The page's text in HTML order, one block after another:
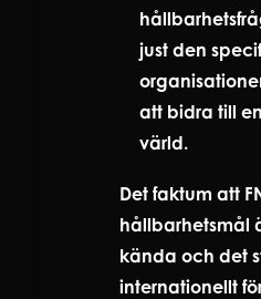
just den
att bidra till
värld.
Det faktum att
hållbarhetsmål
kända och det
internationellt